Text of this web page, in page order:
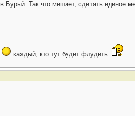
в Бурый. Так что мешает, сделать единое
каждый, кто тут будет флудить.